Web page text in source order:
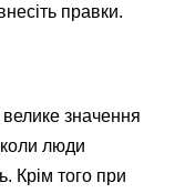
правки.
значення
коли люди
Крім того при